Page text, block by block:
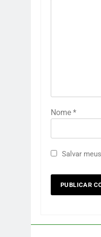
Nome *
Salvar